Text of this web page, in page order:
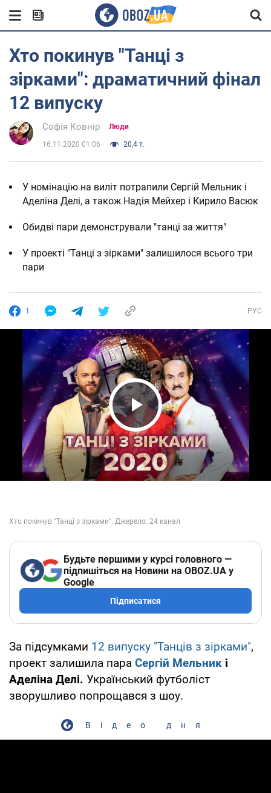
Хто покинув "Танці з
зірками": драматичний фінал
12 випуску
Софія Ковнір Люди
16.11.2020 01:06 20,4 т.
У номінацію на виліт потрапили Сергій Мельник і
Аделіна Делі, а також Надія Мейхер і Кирило Васюк
Обидві пари демонстрували "танці за життя"
У проекті "Танці з зірками" залишилося всього три
пари
1 РУС
Play Video
Будьте першими у курсі головного —
підпишіться на Новини на OBOZ.UA у
Google
Підписатися
За підсумками 12 випуску "Танців з зірками",
проект залишила пара Сергій Мельник і
Аделіна Делі. Український футболіст
зворушливо попрощався з шоу.
Відео дня